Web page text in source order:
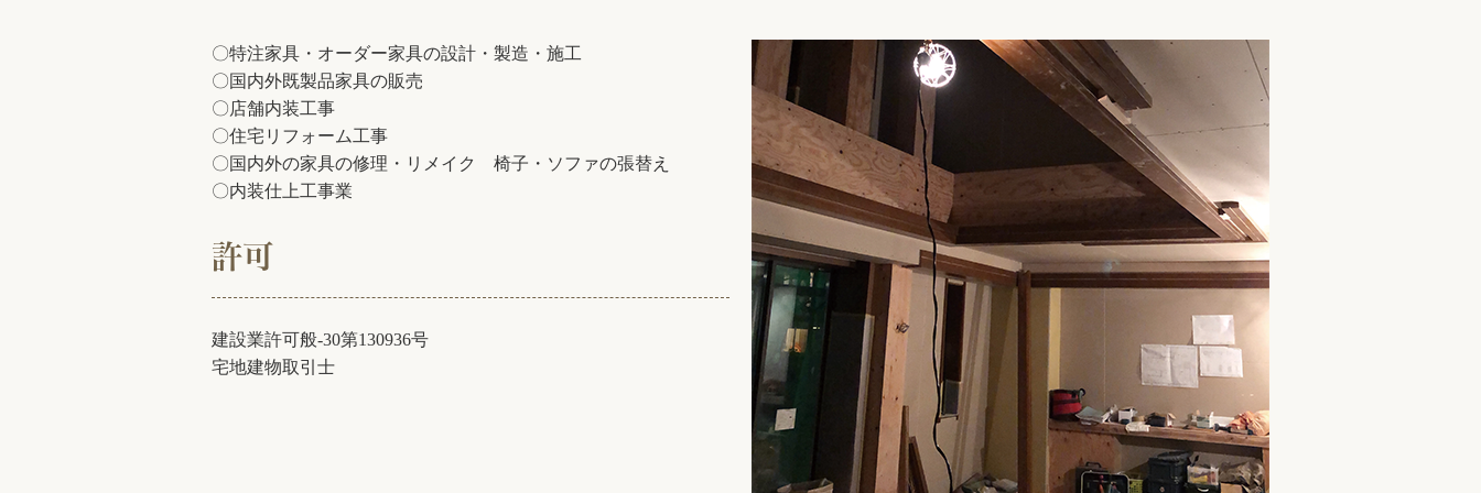
〇特注家具・オーダー家具の設計・製造・施工
〇国内外既製品家具の販売
〇店舗内装工事
〇住宅リフォーム工事
〇国内外の家具の修理・リメイク 椅子・ソファの張替え
〇内装仕上工事業
許可
建設業許可般-30第130936号
宅地建物取引士